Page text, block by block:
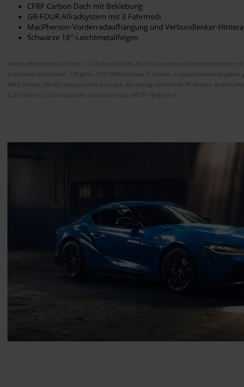
CFRP Carbon Dach mit Beklebung
GR-FOUR Allradsystem mit 3 Fahrmodi
MacPherson-Vorderradaufhängung und Verbundlenker-
Schwarze 18''-Leichtmetallfelgen
Kraftstoffverbrauch GR Yaris, 1.6-l Turbo (192 kW, 261 PS), innerorts/außerorts/kombiniert:
Emissionen kombiniert: 175 g/km. CO2-Effizienzklasse F. Gesetzl. vorgeschriebene Angaben
NEFZ-Werten. Die Kfz-Steuer richtet sich nach den häufig höheren WLTP-Werten.
8,20 l/100 km, CO2-Emissionen kombiniert nach WLTP 186 g/km).*